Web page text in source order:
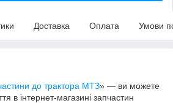
Доставка Оплата Умови
до трактора МТЗ» — ви можете
в інтернет-магазині запчастин